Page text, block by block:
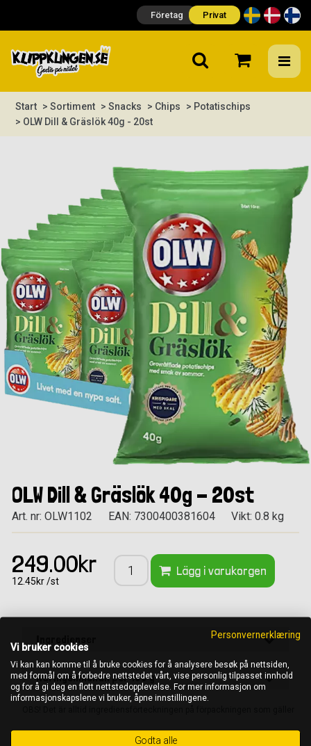
Företag Privat
Start > Sortiment > Snacks > Chips
> Potatischips
> OLW Dill & Gräslök 40g - 20st
OLW Dill & Gräslök 40g - 20st
Art. nr: OLW1102 EAN: 7300400381604 Vikt: 0.8 kg
249.00kr
12.45kr /st
Lägg i varukorgen
Ingredienser
Näringsinnehåll per 100 g
Personvernerklæring
Vi bruker cookies
Vi kan kan komme til å bruke cookies for å analysere besøk på nettsiden,
med formål om å forbedre nettstedet vårt, vise personlig tilpasset innhold
og for å gi deg en flott nettstedopplevelse. For mer informasjon om
informasjonskapslene vi bruker, åpne innstillingene.
Godta alle